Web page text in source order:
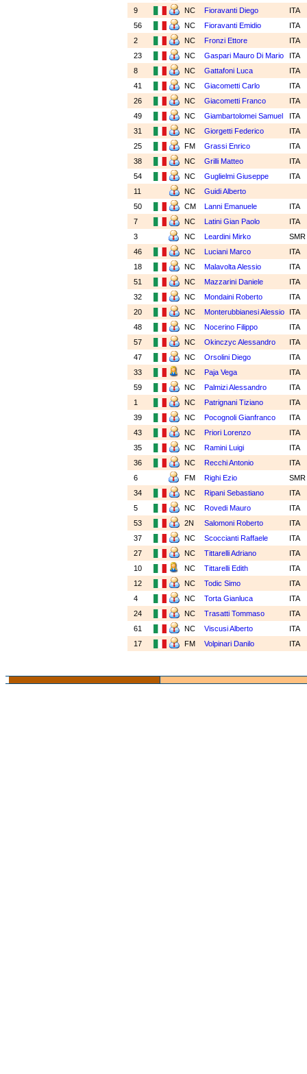
9
NC Fioravanti Diego
ITA
56
NC Fioravanti Emidio
ITA
2
NC Fronzi Ettore
ITA
23
NC Gaspari Mauro Di Mario
ITA
8
NC Gattafoni Luca
ITA
41
NC Giacometti Carlo
ITA
26
NC Giacometti Franco
ITA
49
NC Giambartolomei Samuel
ITA
31
NC Giorgetti Federico
ITA
25
FM Grassi Enrico
ITA
38
NC Grilli Matteo
ITA
54
NC Guglielmi Giuseppe
ITA
11
NC
Guidi Alberto
50
CM Lanni Emanuele
ITA
7
NC Latini Gian Paolo
ITA
3
NC Leardini Mirko
SMR
46
NC Luciani Marco
ITA
18
NC Malavolta Alessio
ITA
51
NC Mazzarini Daniele
ITA
32
NC Mondaini Roberto
ITA
20
NC Monterubbianesi Alessio
ITA
48
NC Nocerino Filippo
ITA
57
NC Okinczyc Alessandro
ITA
47
NC Orsolini Diego
ITA
33
NC Paja Vega
ITA
59
NC Palmizi Alessandro
ITA
1
NC Patrignani Tiziano
ITA
39
NC Pocognoli Gianfranco
ITA
43
NC Priori Lorenzo
ITA
35
NC Ramini Luigi
ITA
36
NC Recchi Antonio
ITA
6
FM Righi Ezio
SMR
34
NC Ripani Sebastiano
ITA
5
NC Rovedi Mauro
ITA
53
2N Salomoni Roberto
ITA
37
NC Scoccianti Raffaele
ITA
27
NC Tittarelli Adriano
ITA
10
NC Tittarelli Edith
ITA
12
NC Todic Simo
ITA
4
NC Torta Gianluca
ITA
24
NC Trasatti Tommaso
ITA
61
NC Viscusi Alberto
ITA
17
FM Volpinari Danilo ITA